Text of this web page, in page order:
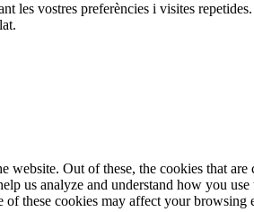
les vostres preferències i visites
Out of these, the cookies that
us analyze and understand how you
these cookies may affect your browsing